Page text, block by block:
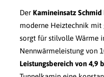
Der Kamineinsatz Schmid
moderne Heiztechnik mit
sorgt für stilvolle Wärme
Nennwärmeleistung von
Leistungsbereich von 4,9